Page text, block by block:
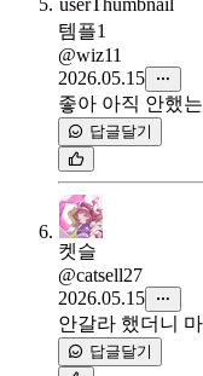
템플1
@wiz11
2026.05.15
좋아 아직 안했
답글달기
켓슬
@catsell27
2026.05.15
안갈라 했더니
답글달기